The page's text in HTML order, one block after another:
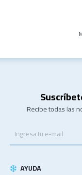
Recibe todas las
AYUDA